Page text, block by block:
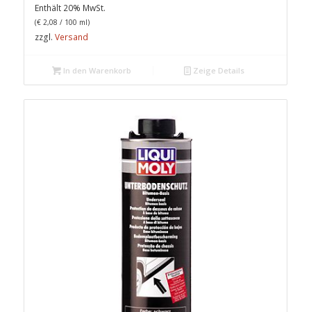
Enthält 20% MwSt.
(€2,08 / 100 ml)
zzgl. Versand
In den Warenkorb Zeige Details